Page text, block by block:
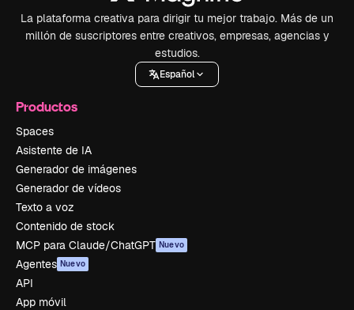
La plataforma creativa para dirigir tu mejor trabajo. Más de un
millón de suscriptores entre creativos, empresas, agencias y
estudios.
Español
Productos
Spaces
Asistente de IA
Generador de imágenes
Generador de vídeos
Texto a voz
Contenido de stock
MCP para Claude/ChatGPT Nuevo
Agentes Nuevo
API
App móvil